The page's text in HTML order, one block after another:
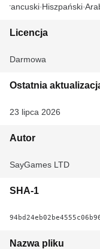
Francuski Hiszpański
Licencja
Darmowa
Ostatnia
23 lipca 2026
Autor
SayGames LTD
SHA-1
Nazwa pliku